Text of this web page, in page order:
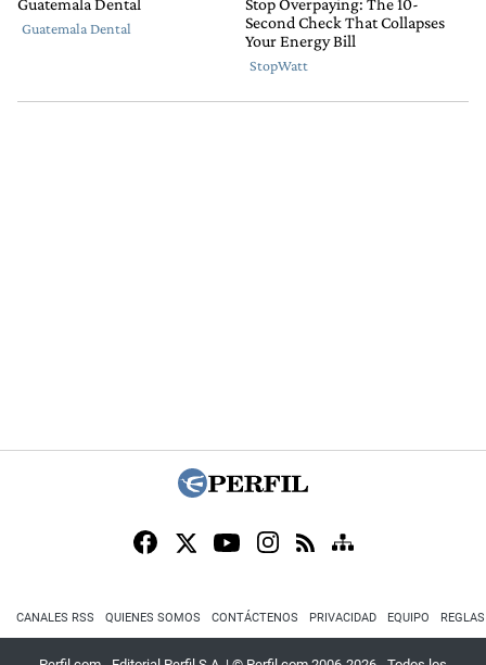
CANALES RSS QUIENES SOMOS CONTÁCTENOS PRIVACIDAD EQUIPO